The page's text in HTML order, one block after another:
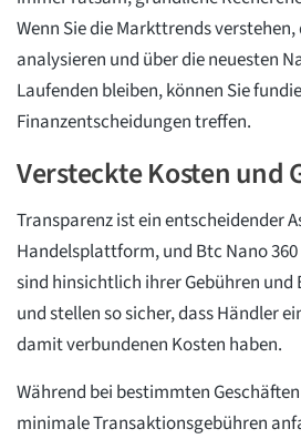
Wenn Sie die Markttrends
analysieren und über die neuesten
Laufenden bleiben, können Sie
Finanzentscheidungen treffen.
Versteckte Kosten und
Transparenz ist ein entscheidender
Handelsplattform, und Btc Nano
sind hinsichtlich ihrer Gebühren
und stellen so sicher, dass Händler
damit verbundenen Kosten haben.
Während bei bestimmten
minimale Transaktionsgebühren